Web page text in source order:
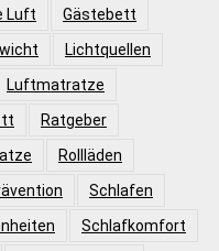
Luft
Gästebett
Lichtquellen
Luftmatratze
Ratgeber
Rollläden
Schlafen
Schlafkomfort